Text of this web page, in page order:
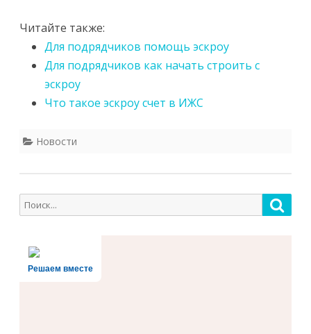
Читайте также:
Для подрядчиков помощь эскроу
Для подрядчиков как начать строить с
эскроу
Что такое эскроу счет в ИЖС
Новости
Поиск
для:
Решаем вместе